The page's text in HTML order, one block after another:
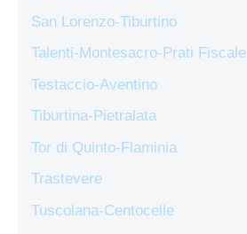
San Lorenzo-Tiburtino
Talenti-Montesacro-Prati Fiscale
Testaccio-Aventino
Tiburtina-Pietralata
Tor di Quinto-Flaminia
Trastevere
Tuscolana-Centocelle